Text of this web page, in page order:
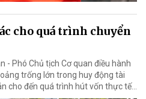
cho quá trình chuyển
- Phó Chủ tịch Cơ quan điều hành
trống lớn trong huy động tài
cho đến quá trình hút vốn thực tế...